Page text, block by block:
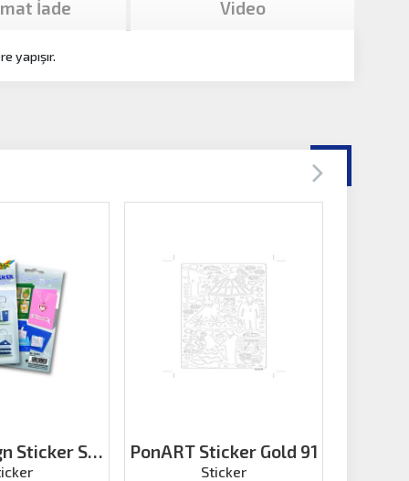
İade Video
yapışır.
Sticker Set
Yıl
PonART Sticker Gold 91
Sticker